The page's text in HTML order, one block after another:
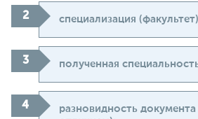
специализация
полученная
разновидность